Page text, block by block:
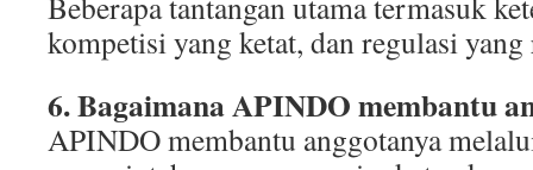
kompetisi yang ketat, dan regulasi
6. Bagaimana APINDO membantu
APINDO membantu anggotanya